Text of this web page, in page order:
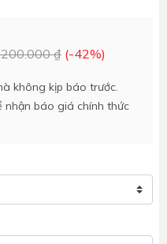
₫ (-42%)
không kịp báo trước.
nhận báo giá chính thức